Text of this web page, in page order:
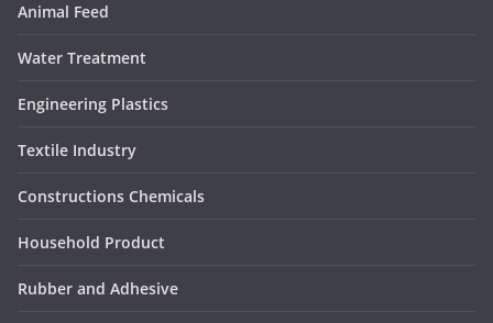
Animal Feed
Water Treatment
Engineering Plastics
Textile Industry
Constructions Chemicals
Household Product
Rubber and Adhesive